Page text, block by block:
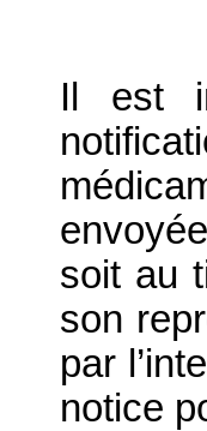
Il est
soit au
son
par
notice